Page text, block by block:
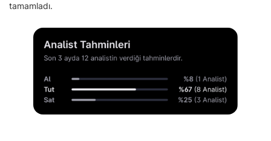
tamamladı.